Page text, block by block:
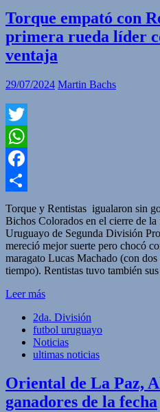
Torque empató con
primera rueda líder
ventaja
29/07/2024 Martin Bachs
Twitter
WhatsApp
Facebook
Compartir
Torque y Rentistas igualaron sin
Bichos Colorados en el cierre de
Uruguayo de Segunda División
mereció mejor suerte pero chocó
maragato Lucas Machado (con dos
tiempo). Rentistas tuvo también
Leer más
2da. División
futbol uruguayo
Noticias
ultimas noticias
Oriental de La Paz,
ganadores de la fecha